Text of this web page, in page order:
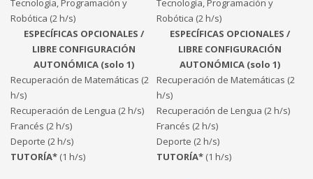
Robótica (2 h/s)
Robótica (2 h/s)
ESPECÍFICAS OPCIONALES /
LIBRE CONFIGURACIÓN
AUTONÓMICA (solo 1)
ESPECÍFICAS OPCIONALES /
LIBRE CONFIGURACIÓN
AUTONÓMICA (solo 1)
Recuperación de Matemáticas (2
h/s)
Recuperación de Matemáticas (2
h/s)
Recuperación de Lengua (2 h/s)
Recuperación de Lengua (2 h/s)
Francés (2 h/s)
Francés (2 h/s)
Deporte (2 h/s)
Deporte (2 h/s)
TUTORÍA* (1 h/s) TUTORÍA* (1 h/s)